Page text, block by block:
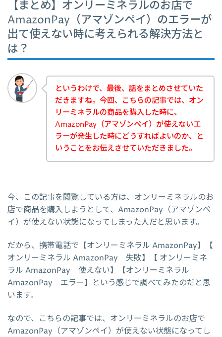
【まとめ】オンリーミネラルのお店で
AmazonPay（アマゾンペイ）のエラーが
出て使えない時に考えられる解決方法と
は？
というわけで、最後、話をまとめさせていた
だきますね。今回、こちらの記事では、オン
リーミネラルの商品を購入した時に、
AmazonPay（アマゾンペイ）が使えないエ
ラーが発生した時にどうすればよいのか、と
いうことをお伝えさせていただきました。
今、この記事を閲覧している方は、オンリーミネラルのお
店で商品を購入しようとして、AmazonPay（アマゾンペ
イ）が使えない状態になってしまった人だと思います。
だから、携帯電話で【オンリーミネラル AmazonPay】【
オンリーミネラル AmazonPay 失敗】【 オンリーミネ
ラル AmazonPay 使えない】【オンリーミネラル
AmazonPay エラー】という感じで調べてみたのだと思
います。
なので、こちらの記事では、オンリーミネラルのお店で
AmazonPay（アマゾンペイ）が使えない状態になってし